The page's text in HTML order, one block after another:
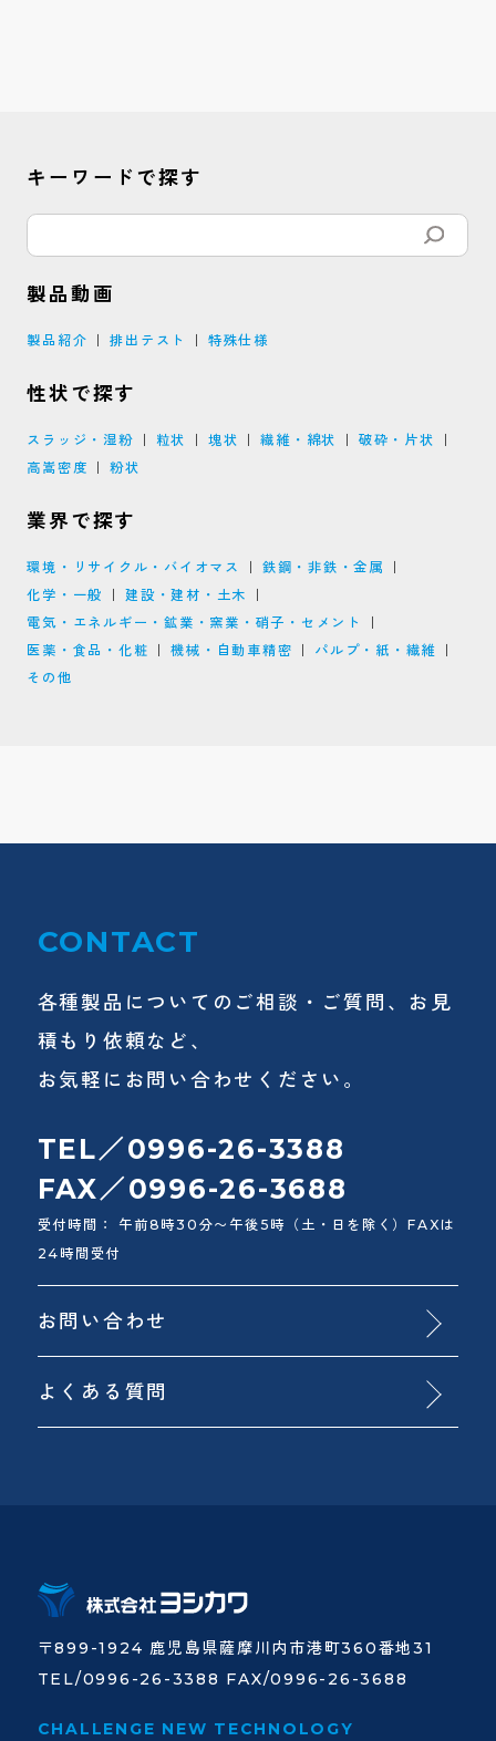
キーワードで探す
製品動画
製品紹介 排出テスト 特殊仕様
性状で探す
スラッジ・湿粉 粒状 塊状 繊維・綿状
破砕・片状
高嵩密度
粉状
業界で探す
環境・リサイクル・バイオマス
鉄鋼・非鉄・金属
化学・一般
建設・建材・土木
電気・エネルギー・鉱業・窯業・硝子・セメント
医薬・食品・化粧
機械・自動車精密
パルプ・紙・繊維
その他
CONTACT
各種製品についてのご相談・ご質問、お見
積もり依頼など、
お気軽にお問い合わせください。
TEL／0996-26-3388
FAX／0996-26-3688
受付時間： 午前8時30分〜午後5時（土・日を除く）FAXは
24時間受付
お問い合わせ
よくある質問
〒899-1924 鹿児島県薩摩川内市港町360番地31
TEL/0996-26-3388 FAX/0996-26-3688
CHALLENGE NEW TECHNOLOGY